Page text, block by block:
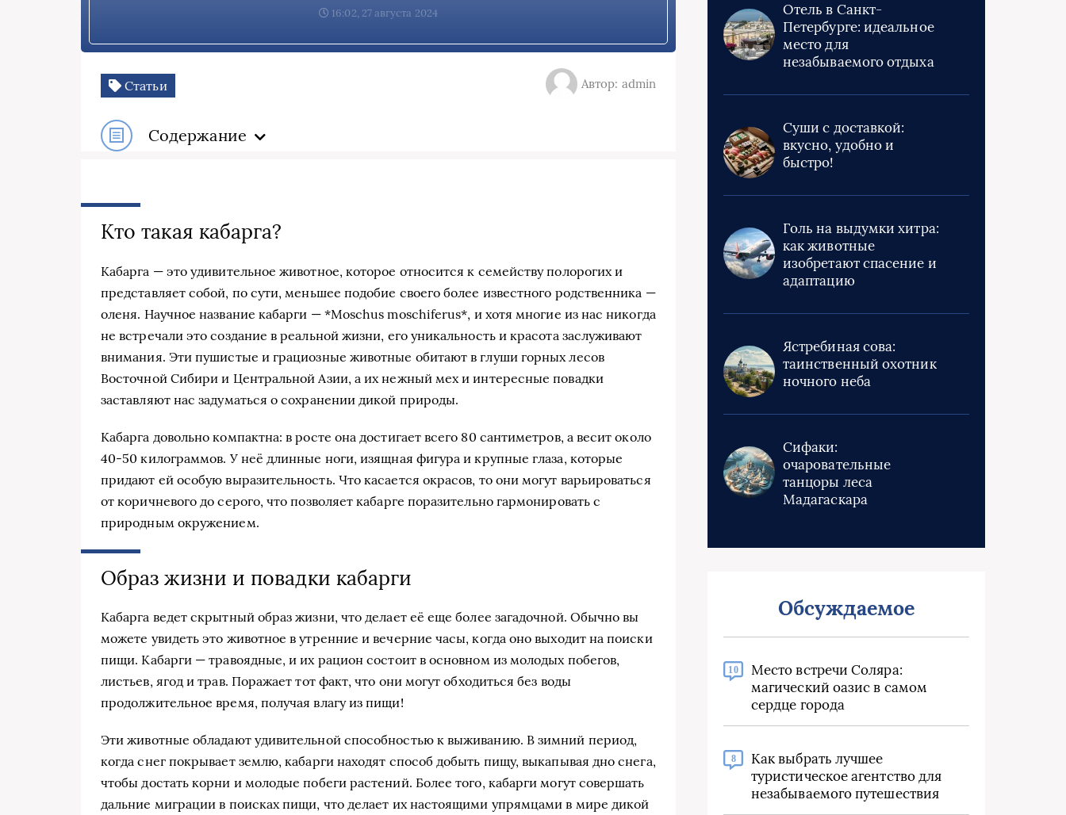
16:02, 27 августа 2024
Статьи Автор: admin
Содержание
Кто такая кабарга?
Кабарга — это удивительное животное, которое относится к семейству полорогих и
представляет собой, по сути, меньшее подобие своего более известного родственника —
оленя. Научное название кабарги — *Moschus moschiferus*, и хотя многие из нас никогда
не встречали это создание в реальной жизни, его уникальность и красота заслуживают
внимания. Эти пушистые и грациозные животные обитают в глуши горных лесов
Восточной Сибири и Центральной Азии, а их нежный мех и интересные повадки
заставляют нас задуматься о сохранении дикой природы.
Кабарга довольно компактна: в росте она достигает всего 80 сантиметров, а весит около
40-50 килограммов. У неё длинные ноги, изящная фигура и крупные глаза, которые
придают ей особую выразительность. Что касается окрасов, то они могут варьироваться
от коричневого до серого, что позволяет кабарге поразительно гармонировать с
природным окружением.
Образ жизни и повадки кабарги
Кабарга ведет скрытный образ жизни, что делает её еще более загадочной. Обычно вы
можете увидеть это животное в утренние и вечерние часы, когда оно выходит на поиски
пищи. Кабарги — травоядные, и их рацион состоит в основном из молодых побегов,
листьев, ягод и трав. Поражает тот факт, что они могут обходиться без воды
продолжительное время, получая влагу из пищи!
Эти животные обладают удивительной способностью к выживанию. В зимний период,
когда снег покрывает землю, кабарги находят способ добыть пищу, выкапывая дно снега,
чтобы достать корни и молодые побеги растений. Более того, кабарги могут совершать
дальние миграции в поисках пищи, что делает их настоящими упрямцами в мире дикой
Отель в Санкт-
Петербурге: идеальное
место для
незабываемого отдыха
Суши с доставкой:
вкусно, удобно и
быстро!
Голь на выдумки хитра:
как животные
изобретают спасение и
адаптацию
Ястребиная сова:
таинственный охотник
ночного неба
Сифаки:
очаровательные
танцоры леса
Мадагаскара
Обсуждаемое
10
Место встречи Соляра:
магический оазис в самом
сердце города
8
Как выбрать лучшее
туристическое агентство для
незабываемого путешествия